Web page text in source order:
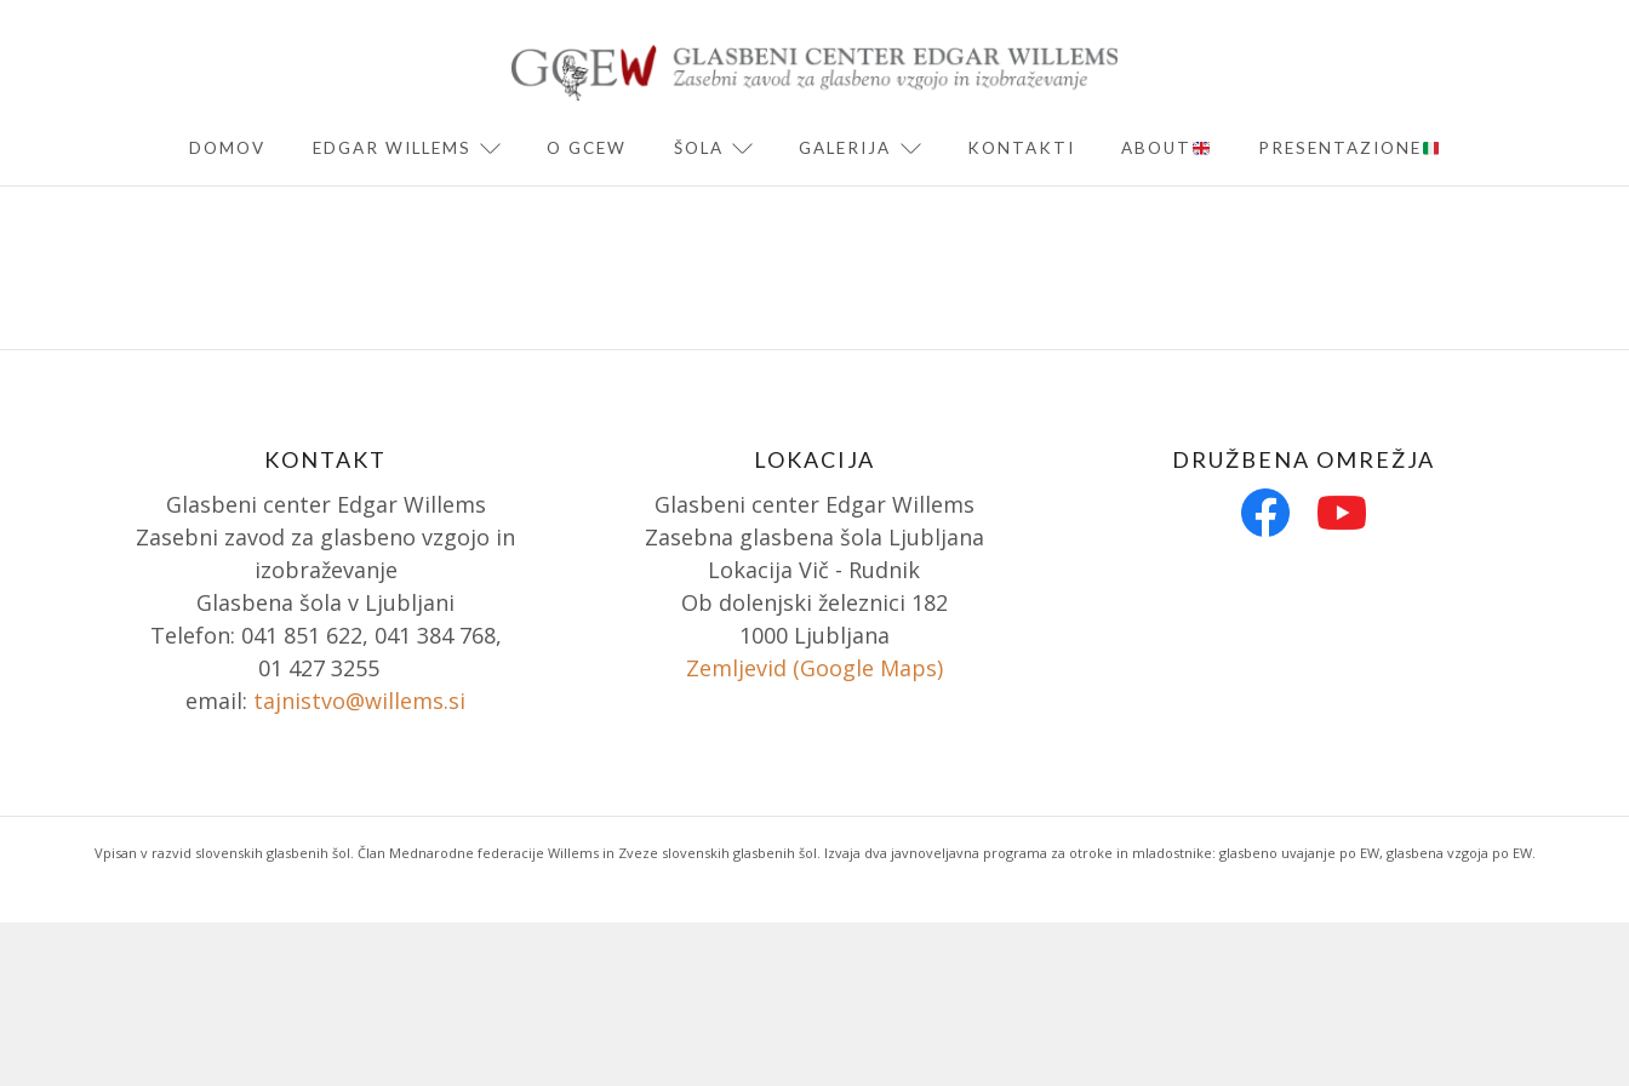
DOMOV EDGAR WILLEMS EXPAND CHILD MENU
O GCEW ŠOLA EXPAND CHILD MENU
GALERIJA EXPAND CHILD MENU
KONTAKTI ABOUT PRESENTAZIONE
KONTAKT
Glasbeni center Edgar Willems
Zasebni zavod za glasbeno vzgojo in
izobraževanje
Glasbena šola v Ljubljani
Telefon: 041 851 622, 041 384 768,
01 427 3255
email: tajnistvo@willems.si
LOKACIJA
Glasbeni center Edgar Willems
Zasebna glasbena šola Ljubljana
Lokacija Vič - Rudnik
Ob dolenjski železnici 182
1000 Ljubljana
Zemljevid (Google Maps)
DRUŽBENA OMREŽJA
Vpisan v razvid slovenskih glasbenih šol. Član Mednarodne federacije Willems in Zveze slovenskih glasbenih šol. Izvaja dva javnoveljavna programa za otroke in mladostnike: glasbeno uvajanje po EW, glasbena vzgoja po EW.